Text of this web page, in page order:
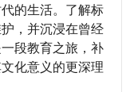
的生活。了解标
，并沉浸在曾经
段教育之旅，补
化意义的更深理